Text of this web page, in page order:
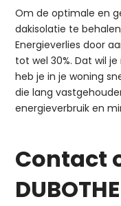
Om de optimale en
dakisolatie te
Energieverlies door
tot wel 30%. Dat wil
heb je in je woning
die lang
energieverbruik en
Contact